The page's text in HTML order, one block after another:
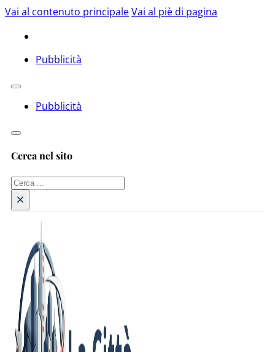
Vai al contenuto principaleVai al piè di pagina
Pubblicità
Pubblicità
Cerca nel sito
Cerca
×